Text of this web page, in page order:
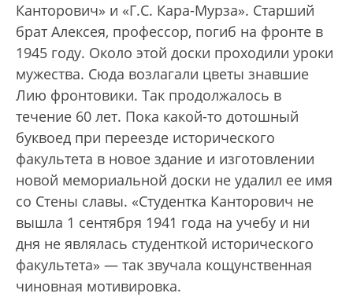
Канторович» и «Г.С. Кара-Мурза». Старший
брат Алексея, профессор, погиб на фронте в
1945 году. Около этой доски проходили уроки
мужества. Сюда возлагали цветы знавшие
Лию фронтовики. Так продолжалось в
течение 60 лет. Пока какой-то дотошный
буквоед при переезде исторического
факультета в новое здание и изготовлении
новой мемориальной доски не удалил ее имя
со Стены славы. «Студентка Канторович не
вышла 1 сентября 1941 года на учебу и ни
дня не являлась студенткой исторического
факультета» — так звучала кощунственная
чиновная мотивировка.